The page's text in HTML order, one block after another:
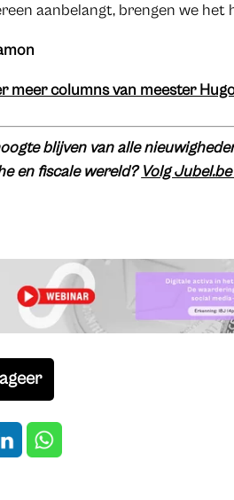
aanbelangt, brengen we
meer columns van meester
blijven van alle
en fiscale wereld? Volg